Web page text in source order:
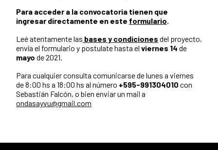
Para acceder a la convocatoria tienen que
ingresar directamente en este formulario.
Leé atentamente las bases y condiciones del proyecto,
envía el formulario y postulate hasta el viernes 14 de
mayo de 2021.
Para cualquier consulta comunicarse de lunes a viernes
de 8:00 hs a 18:00 hs al número +595-991304010 con
Sebastián Falcón, o bien enviar un mail a
ondasayvu@gmail.com